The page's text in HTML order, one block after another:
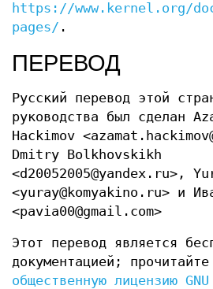
https://www.kernel.org/
pages/ .
ПЕРЕВОД
Русский перевод этой
руководства был сделан
Hackimov
Dmitry Bolkhovskikh
<d20052005@yandex.ru>,
<yuray@komyakino.ru> и
<pavia00@gmail.com>
Этот перевод является
документацией; прочитайте
общественную лицензию